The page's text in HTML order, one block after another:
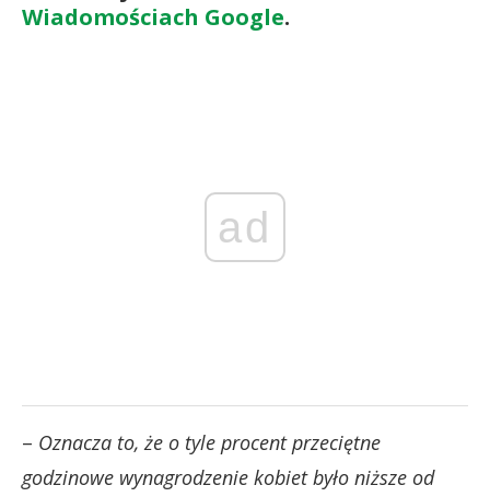
Wiadomościach Google.
ad
– Oznacza to, że o tyle procent przeciętne
godzinowe wynagrodzenie kobiet było niższe od